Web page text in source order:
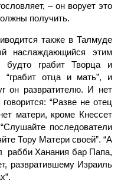
– он ворует это
получить.
также в Талмуде
наслаждающийся этим
будто грабит Творца и
“грабит отца и мать”, и
он развратителю. И нет
“Разве не отец
матери, кроме Кнессет
последователи
Тору Матери своей”. “А
рабби Ханания бар Папа,
развратившему Израиль